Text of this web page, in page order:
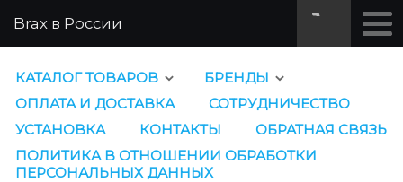
Brax в России
КАТАЛОГ ТОВАРОВ
БРЕНДЫ
ОПЛАТА И ДОСТАВКА
СОТРУДНИЧЕСТВО
УСТАНОВКА
КОНТАКТЫ
ОБРАТНАЯ СВЯЗЬ
ПОЛИТИКА В ОТНОШЕНИИ ОБРАБОТКИ
ПЕРСОНАЛЬНЫХ ДАННЫХ